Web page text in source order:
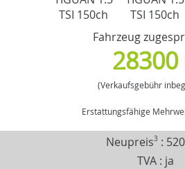
Fahrzeug
28300
(Verkaufsgebühr
Erstattungsfähige
Neupreis3 :
TVA : ja